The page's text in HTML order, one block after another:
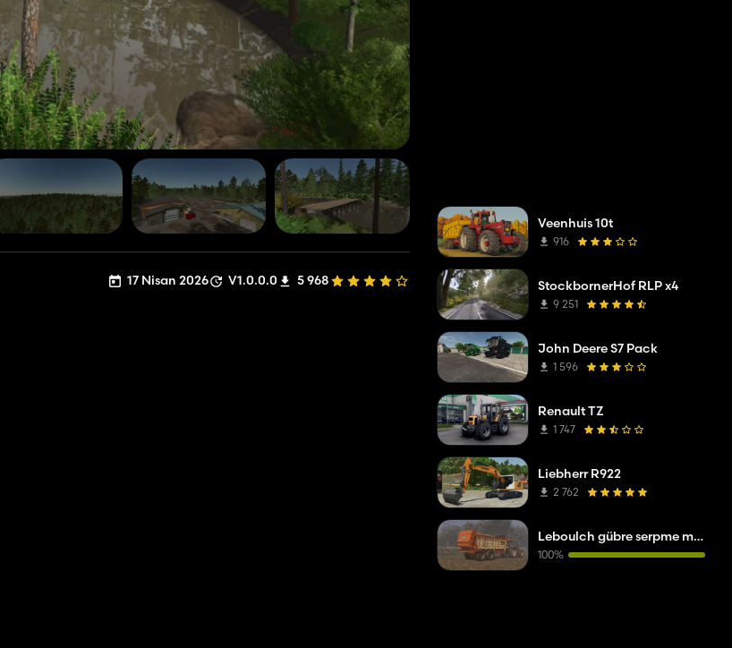
17 Nisan 2026 V1.0.0.0 5 968
Veenhuis 10t
916
StockbornerHof RLP x4
9 251
John Deere S7 Pack
1 596
Renault TZ
1 747
Liebherr R922
2 762
Leboulch gübre serpme makinesi
100%